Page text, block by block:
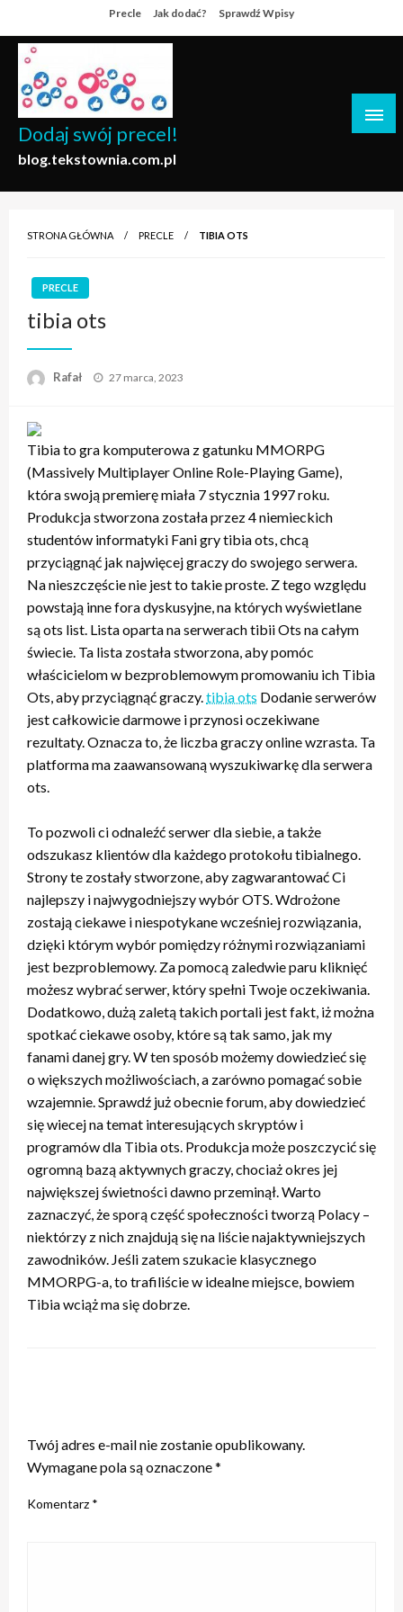
to
content
Precle Jak dodać? Sprawdź Wpisy
Dodaj swój precel!
blog.tekstownia.com.pl
STRONA GŁÓWNA PRECLE TIBIA OTS
PRECLE
tibia ots
Rafał
Opublikowane
27 marca, 2023
Tibia to gra komputerowa z gatunku MMORPG
(Massively Multiplayer Online Role-Playing Game),
która swoją premierę miała 7 stycznia 1997 roku.
Produkcja stworzona została przez 4 niemieckich
studentów informatyki Fani gry tibia ots, chcą
przyciągnąć jak najwięcej graczy do swojego serwera.
Na nieszczęście nie jest to takie proste. Z tego względu
powstają inne fora dyskusyjne, na których wyświetlane
są ots list. Lista oparta na serwerach tibii Ots na całym
świecie. Ta lista została stworzona, aby pomóc
właścicielom w bezproblemowym promowaniu ich Tibia
Ots, aby przyciągnąć graczy. tibia ots Dodanie serwerów
jest całkowicie darmowe i przynosi oczekiwane
rezultaty. Oznacza to, że liczba graczy online wzrasta. Ta
platforma ma zaawansowaną wyszukiwarkę dla serwera
ots.
To pozwoli ci odnaleźć serwer dla siebie, a także
odszukasz klientów dla każdego protokołu tibialnego.
Strony te zostały stworzone, aby zagwarantować Ci
najlepszy i najwygodniejszy wybór OTS. Wdrożone
zostają ciekawe i niespotykane wcześniej rozwiązania,
dzięki którym wybór pomiędzy różnymi rozwiązaniami
jest bezproblemowy. Za pomocą zaledwie paru kliknięć
możesz wybrać serwer, który spełni Twoje oczekiwania.
Dodatkowo, dużą zaletą takich portali jest fakt, iż można
spotkać ciekawe osoby, które są tak samo, jak my
fanami danej gry. W ten sposób możemy dowiedzieć się
o większych możliwościach, a zarówno pomagać sobie
wzajemnie. Sprawdź już obecnie forum, aby dowiedzieć
się wiecej na temat interesujących skryptów i
programów dla Tibia ots. Produkcja może poszczycić się
ogromną bazą aktywnych graczy, chociaż okres jej
największej świetności dawno przeminął. Warto
zaznaczyć, że sporą część społeczności tworzą Polacy –
niektórzy z nich znajdują się na liście najaktywniejszych
zawodników. Jeśli zatem szukacie klasycznego
MMORPG-a, to trafiliście w idealne miejsce, bowiem
Tibia wciąż ma się dobrze.
Twój adres e-mail nie zostanie opublikowany.
Wymagane pola są oznaczone*
Komentarz *